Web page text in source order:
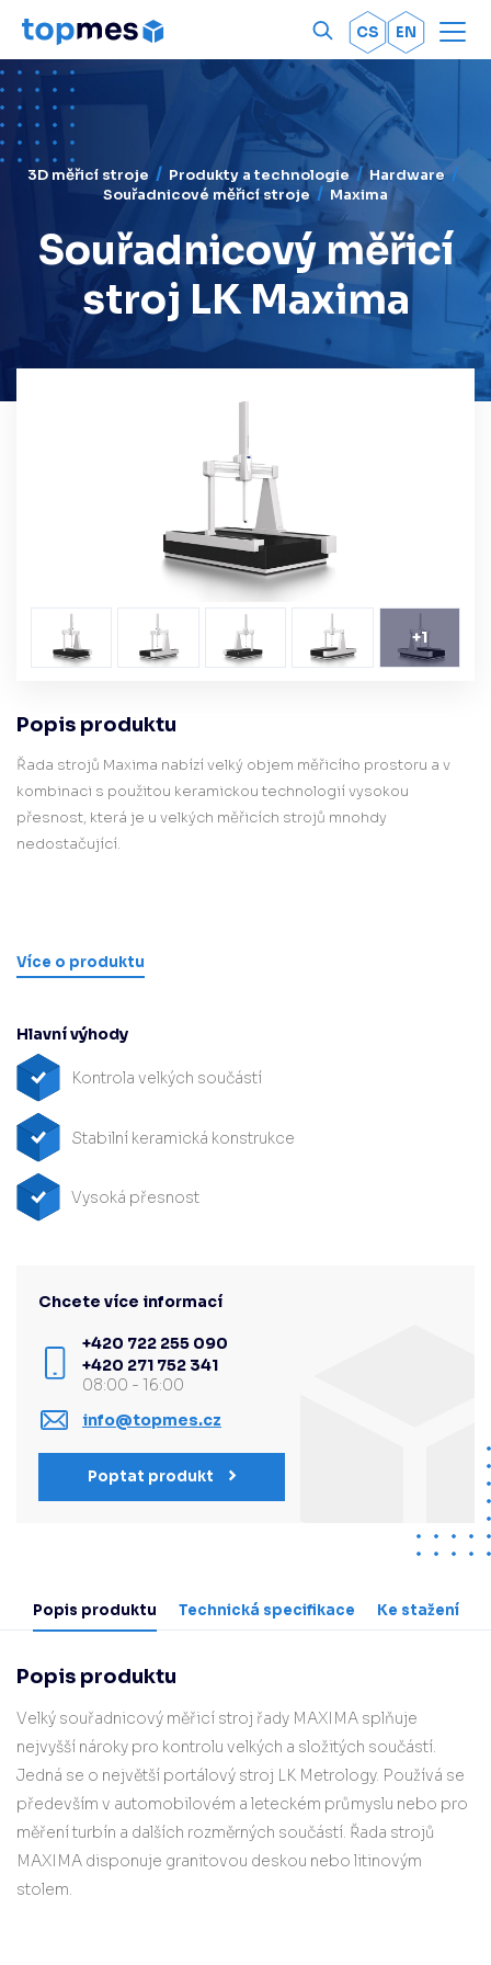
CS EN Menu
3D měřicí stroje Produkty a technologie
Hardware
Souřadnicové měřicí stroje
Maxima
Souřadnicový měřicí
stroj LK Maxima
+1
​​​​Popis produktu​
Řada strojů Maxima nabízí velký objem měřicího prostoru a v
kombinaci s použitou keramickou technologií vysokou
přesnost, která je u velkých měřicích strojů mnohdy
nedostačující.
Více o produktu
Hlavní výhody
Kontrola velkých součástí
Stabilní keramická konstrukce
Vysoká přesnost
Chcete více informací
+420 722 255 090
+420 271 752 341
08:00 - 16:00
info@topmes.cz
Poptat produkt
Popis produktu Technická specifikace Ke stažení
​​​​Popis produktu​​
Velký souřadnicový měřicí stroj řady MAXIMA splňuje
nejvyšší nároky pro kontrolu velkých a složitých součástí.
Jedná se o největší portálový stroj LK Metrology. Používá se
především v automobilovém a leteckém průmyslu nebo pro
měření turbín a dalších rozměrných součástí. Řada strojů
MAXIMA disponuje granitovou deskou nebo litinovým
stolem.​